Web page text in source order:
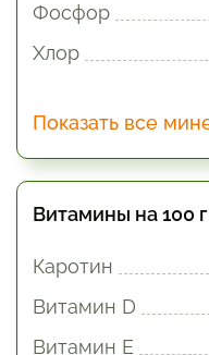
Фосфор
Хлор
Показать все
Витамины на 100 г
Каротин
Витамин D
Витамин E